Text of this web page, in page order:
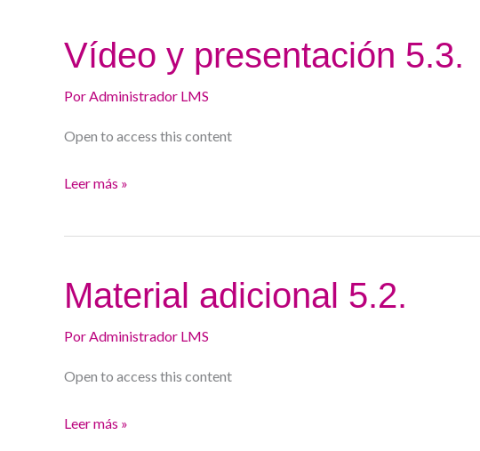
Vídeo y presentación 5.3.
PorAdministrador LMS
Open to access this content
Vídeo
presentación
Leer más »
Material adicional 5.2.
PorAdministrador LMS
Open to access this content
Material
adicional
5.2.
Leer más »